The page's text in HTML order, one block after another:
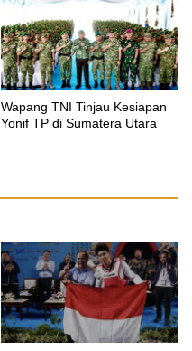
Wapang TNI Tinjau Kesiapan
Yonif TP di Sumatera Utara